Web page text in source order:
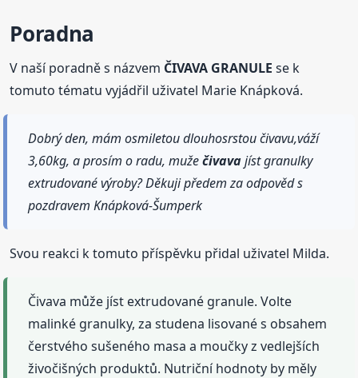
Poradna
V naší poradně s názvem ČIVAVA GRANULE se k
tomuto tématu vyjádřil uživatel Marie Knápková.
Dobrý den, mám osmiletou dlouhosrstou čivavu,váží
3,60kg, a prosím o radu, mužečivavajíst granulky
extrudované výroby? Děkuji předem za odpověd s
pozdravem Knápková-Šumperk
Svou reakci k tomuto příspěvku přidal uživatel Milda.
Čivava může jíst extrudované granule. Volte
malinké granulky, za studena lisované s obsahem
čerstvého sušeného masa a moučky z vedlejších
živočišných produktů. Nutriční hodnoty by měly